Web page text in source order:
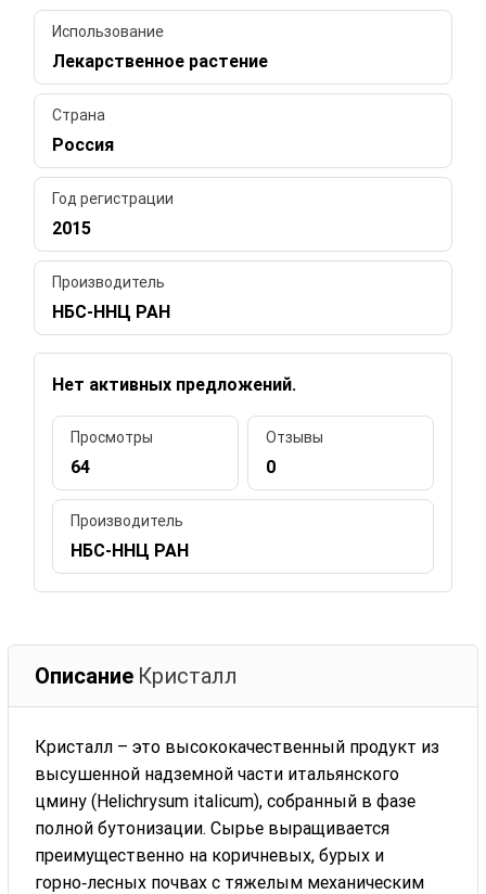
Использование
Лекарственное растение
Страна
Россия
Год регистрации
2015
Производитель
НБС-ННЦ РАН
Нет активных предложений.
Просмотры
64
Отзывы
0
Производитель
НБС-ННЦ РАН
Описание Кристалл
Кристалл – это высококачественный продукт из
высушенной надземной части итальянского
цмину (Helichrysum italicum), собранный в фазе
полной бутонизации. Сырье выращивается
преимущественно на коричневых, бурых и
горно‑лесных почвах с тяжелым механическим